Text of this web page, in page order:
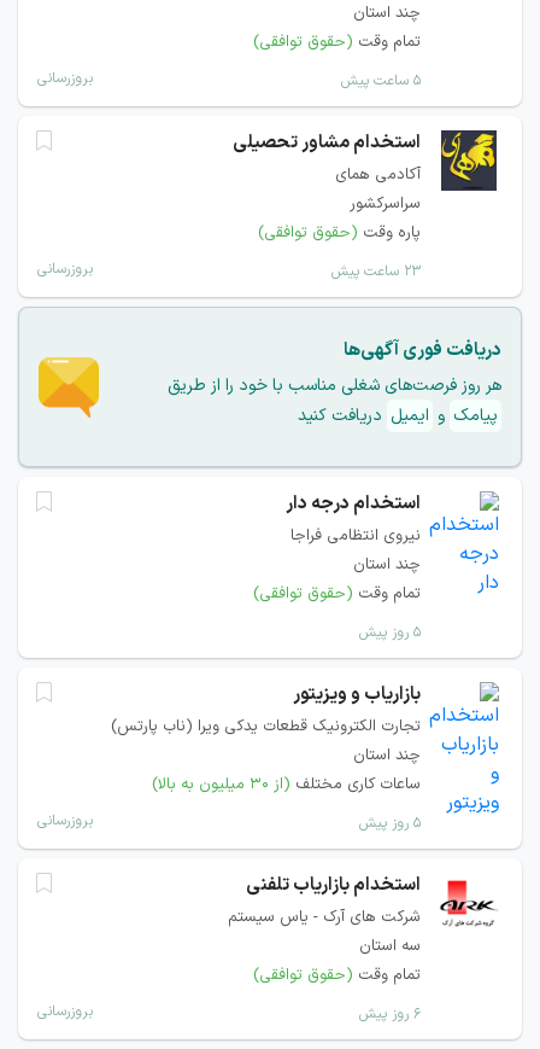
چند استان
تمام وقت (حقوق توافقی)
۵ ساعت پیش بروزرسانی
استخدام مشاور تحصیلی
آکادمی همای
سراسرکشور
پاره وقت (حقوق توافقی)
۲۳ ساعت پیش بروزرسانی
دریافت فوری آگهی‌ها
هر روز فرصت‌های شغلی مناسب با خود را از طریق
پیامک و ایمیل دریافت کنید
استخدام درجه دار
نیروی انتظامی فراجا
چند استان
تمام وقت (حقوق توافقی)
۵ روز پیش
بازاریاب و ویزیتور
تجارت الکترونیک قطعات یدکی ویرا (ناب پارتس)
چند استان
ساعات کاری مختلف (از ۳۰ میلیون به بالا)
۵ روز پیش بروزرسانی
استخدام بازاریاب تلفنی
شرکت های آرک - یاس سیستم
سه استان
تمام وقت (حقوق توافقی)
۶ روز پیش بروزرسانی